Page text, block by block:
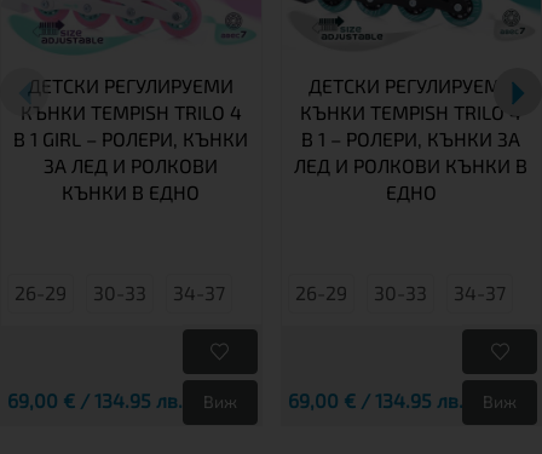
ДЕТСКИ РЕГУЛИРУЕМИ
КЪНКИ TEMPISH TRILO 4
В 1 GIRL – РОЛЕРИ, КЪНКИ
ЗА ЛЕД И РОЛКОВИ
КЪНКИ В ЕДНО
26-29 30-33 34-37
69,00 € / 134.95 лв. Виж
ДЕТСКИ РЕГУЛИРУЕМИ
КЪНКИ TEMPISH TRILO 4
В 1 – РОЛЕРИ, КЪНКИ ЗА
ЛЕД И РОЛКОВИ КЪНКИ В
ЕДНО
26-29 30-33 34-37
69,00 € / 134.95 лв. Виж